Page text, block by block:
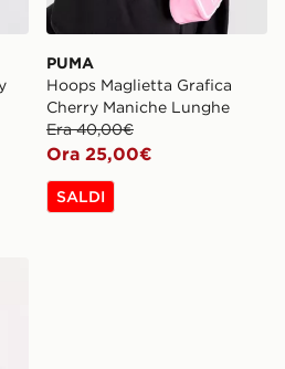
PUMA
Hoops Maglietta Grafica
Cherry Maniche Lunghe
Era 40,00€
Ora 25,00€
SALDI
Logo